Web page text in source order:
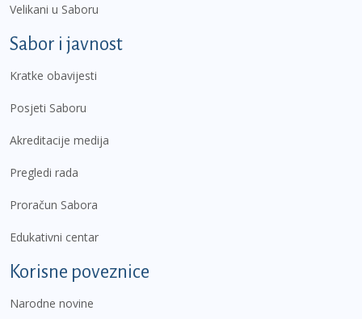
Velikani u Saboru
Sabor i javnost
Kratke obavijesti
Posjeti Saboru
Akreditacije medija
Pregledi rada
Proračun Sabora
Edukativni centar
Korisne poveznice
Narodne novine